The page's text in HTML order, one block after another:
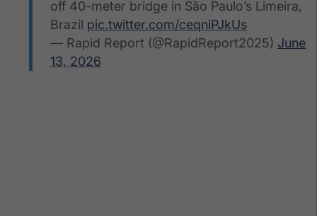
off 40-meter bridge in São Paulo’s Limeira,
Brazil pic.twitter.com/ceqniPJkUs
— Rapid Report (@RapidReport2025) June
13, 2026